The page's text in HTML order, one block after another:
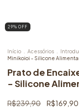
29% OFF
Início Acessórios
Minikoioi - Silicone
Prato de
- Silicone
R$239,90 R$169,90